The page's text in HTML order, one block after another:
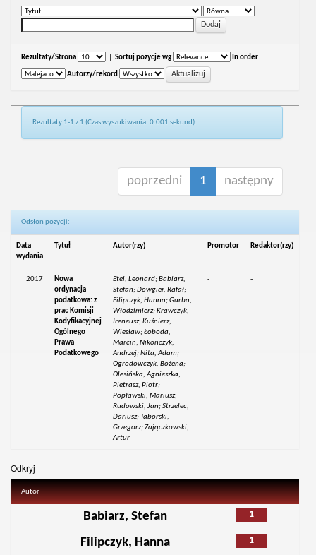
Rezultaty/Strona Sortuj pozycje wg In order
Autorzy/rekord
Rezultaty 1-1 z 1 (Czas wyszukiwania: 0.001 sekund).
poprzedni 1 następny
Odsłon pozycji:
Data
wydania
Tytuł Autor(rzy) Promotor Redaktor(rzy)
2017
Nowa
ordynacja
podatkowa: z
prac Komisji
Kodyfikacyjnej
Ogólnego
Prawa
Podatkowego
Etel, Leonard; Babiarz,
Stefan; Dowgier, Rafał;
Filipczyk, Hanna; Gurba,
Włodzimierz; Krawczyk,
Ireneusz; Kuśnierz,
Wiesław; Łoboda,
Marcin; Nikończyk,
Andrzej; Nita, Adam;
Ogrodowczyk, Bożena;
Olesińska, Agnieszka;
Pietrasz, Piotr;
Popławski, Mariusz;
Rudowski, Jan; Strzelec,
Dariusz; Taborski,
Grzegorz; Zajączkowski,
Artur
- -
Odkryj
Autor
1
Babiarz, Stefan
1
Filipczyk, Hanna